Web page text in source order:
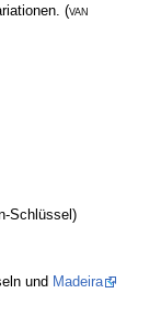
(van
Schlüssel)
und Madeira